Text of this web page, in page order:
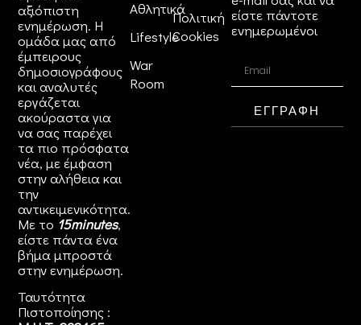
αξιόπιστη
ενημέρωση. Η
ομάδα μας από
έμπειρους
δημοσιογράφους
και αναλυτές
εργάζεται
ακούραστα για
να σας παρέχει
τα πιο πρόσφατα
νέα, με έμφαση
στην αλήθεια και
την
αντικειμενικότητα.
Με το 15minutes,
είστε πάντα ένα
βήμα μπροστά
στηνενημέρωση.
Ταυτότητα
Πιστοποίησης :
Αθλητικά
Lifestyle
War
Room
Πολιτική
Cookies
είστε πάντοτε
ενημερωμένοι
ΕΓΓΡΑΦΗ